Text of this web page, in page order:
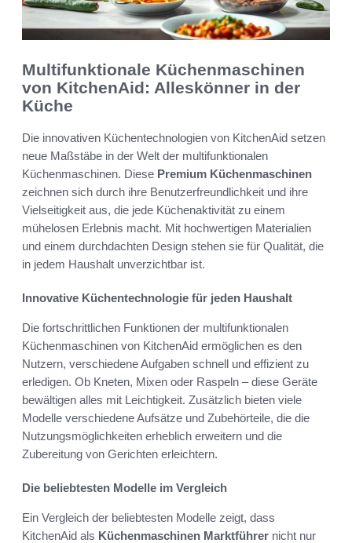
Multifunktionale Küchenmaschinen
von KitchenAid: Alleskönner in der
Küche
Die innovativen Küchentechnologien von KitchenAid setzen
neue Maßstäbe in der Welt der multifunktionalen
Küchenmaschinen. Diese Premium Küchenmaschinen
zeichnen sich durch ihre Benutzerfreundlichkeit und ihre
Vielseitigkeit aus, die jede Küchenaktivität zu einem
mühelosen Erlebnis macht. Mit hochwertigen Materialien
und einem durchdachten Design stehen sie für Qualität, die
in jedem Haushalt unverzichtbar ist.
Innovative Küchentechnologie für jeden Haushalt
Die fortschrittlichen Funktionen der multifunktionalen
Küchenmaschinen von KitchenAid ermöglichen es den
Nutzern, verschiedene Aufgaben schnell und effizient zu
erledigen. Ob Kneten, Mixen oder Raspeln – diese Geräte
bewältigen alles mit Leichtigkeit. Zusätzlich bieten viele
Modelle verschiedene Aufsätze und Zubehörteile, die die
Nutzungsmöglichkeiten erheblich erweitern und die
Zubereitung von Gerichten erleichtern.
Die beliebtesten Modelle im Vergleich
Ein Vergleich der beliebtesten Modelle zeigt, dass
KitchenAid als Küchenmaschinen Marktführer nicht nur